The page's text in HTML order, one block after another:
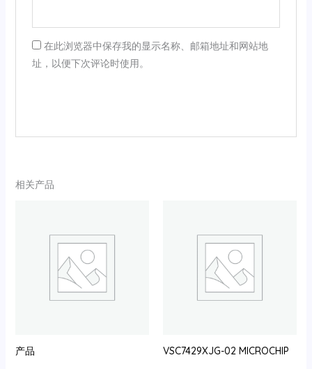
在此浏览器中保存我的显示名称、邮箱地址和网站地
址，以便下次评论时使用。
相关产品
产品 VSC7429XJG-02 MICROCHIP